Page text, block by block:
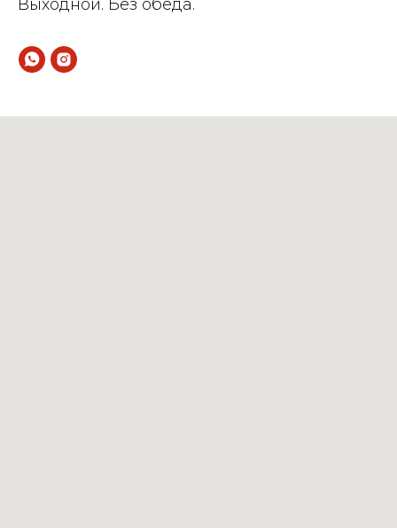
Выходной. Без обеда.